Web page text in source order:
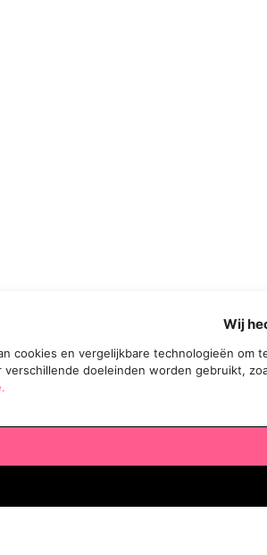
Wij
cookies en vergelijkbare technologieën
verschillende doeleinden worden gebruikt,